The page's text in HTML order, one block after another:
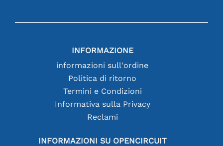
INFORMAZIONE
informazioni sull'ordine
Politica di ritorno
Termini e Condizioni
Informativa sulla Privacy
Reclami
INFORMAZIONI SU OPENCIRCUIT